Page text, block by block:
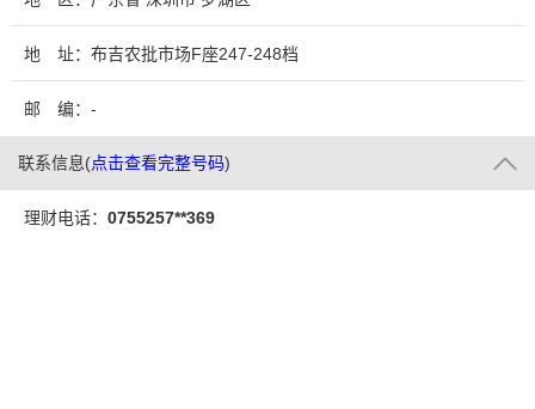
地 址：布吉农批市场F座247-248档
邮 编：-
联系信息(点击查看完整号码)
理财电话： 0755257**369